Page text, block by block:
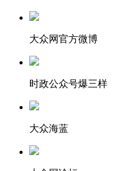
大众网官方微博
时政公众号爆三样
大众海蓝